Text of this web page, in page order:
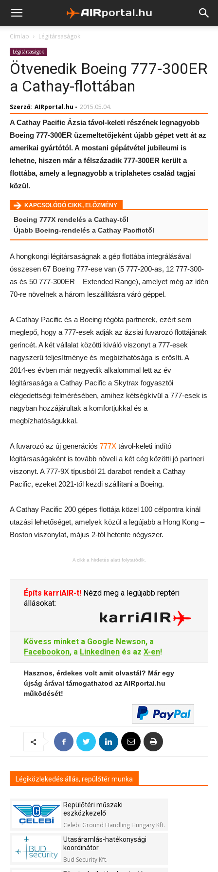
Címlap Légitársaságok
Légitársaságok
Ötvenedik Boeing 777-300ER
a Cathay-flottában
Szerző: AIRportal.hu - 2015.05.04.
A Cathay Pacific Ázsia távol-keleti részének legnagyobb
Boeing 777-300ER üzemeltetőjeként újabb gépet vett át az
amerikai gyártótól. A mostani gépátvétel jubileumi is
lehetne, hiszen már a félszázadik 777-300ER került a
flottába, amely a legnagyobb a triplahetes család tagjai
közül.
KAPCSOLÓDÓ CIKK, ELŐZMÉNY
Boeing 777X rendelés a Cathay-től
Újabb Boeing-rendelés a Cathay Pacifictől
A hongkongi légitársaságnak a gép flottába integrálásával
összesen 67 Boeing 777-ese van (5 777-200-as, 12 777-300-
as és 50 777-300ER – Extended Range), amelyet még az idén
70-re növelnek a három leszállításra váró géppel.
A Cathay Pacific és a Boeing régóta partnerek, ezért sem
meglepő, hogy a 777-esek adják az ázsiai fuvarozó flottájának
gerincét. A két vállalat közötti kiváló viszonyt a 777-esek
nagyszerű teljesítménye és megbízhatósága is erősíti. A
2014-es évben már negyedik alkalommal lett az év
légitársasága a Cathay Pacific a Skytrax fogyasztói
elégedettségi felmérésében, amihez kétségkívül a 777-esek is
nagyban hozzájárultak a komfortjukkal és a
megbízhatóságukkal.
A fuvarozó az új generációs 777X távol-keleti indító
légitársaságaként is tovább növeli a két cég közötti jó partneri
viszonyt. A 777-9X típusból 21 darabot rendelt a Cathay
Pacific, ezeket 2021-től kezdi szállítani a Boeing.
A Cathay Pacific 200 gépes flottája közel 100 célpontra kínál
utazási lehetőséget, amelyek közül a legújabb a Hong Kong –
Boston viszonylat, május 2-tól hetente négyszer.
A cikk a hirdetés alatt folytatódik.
Építs karriAIR-t! Nézd meg a legújabb reptéri
állásokat:
Kövess minket a Google Newson, a
Facebookon, a LinkedInen és az X-en!
Hasznos, érdekes volt amit olvastál? Már egy
újság árával támogathatod az AIRportal.hu
működését!
Légiközlekedés állás, repülőtér munka
Repülőtéri műszaki
eszközkezelő
Celebi Ground Handling Hungary Kft.
Utasáramlás-hatékonysági
koordinátor
Bud Security Kft.